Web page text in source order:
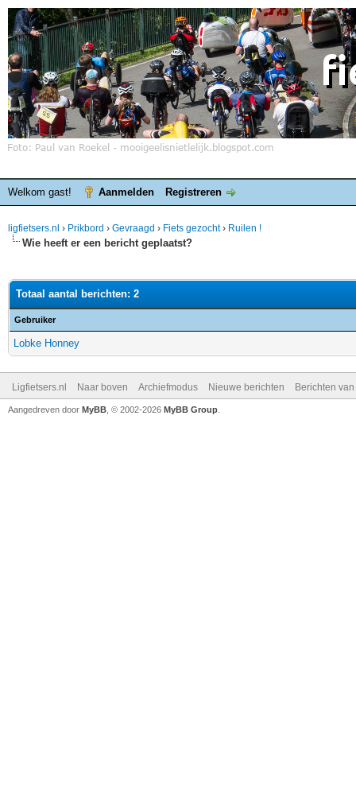
Welkom gast! Aanmelden Registreren
ligfietsers.nl › Prikbord › Gevraagd › Fiets gezocht› Ruilen !
Wie heeft er een bericht geplaatst?
Totaal aantal berichten: 2
Gebruiker
Lobke Honney
Ligfietsers.nl Naar boven Archiefmodus Nieuwe berichten Berichten
Aangedreven door MyBB , © 2002-2026 MyBB Group